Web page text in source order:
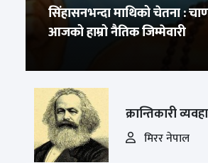
सिंहासनभन्दा माथिको चेतना :
आजको हाम्रो नैतिक जिम्मेवारी
क्रान्तिकारी
मिरर नेपाल